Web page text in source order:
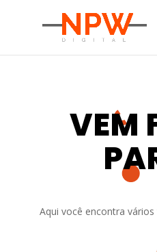
VEM
Aqui você encontra